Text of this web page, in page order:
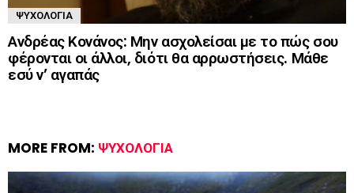
ΨΥΧΟΛΟΓΊΑ
Ανδρέας Κονάνος: Μην ασχολείσαι με το πώς σου
φέρονται οι άλλοι, διότι θα αρρωστήσεις. Μάθε
εσύ ν’ αγαπάς
MORE FROM: ΨΥΧΟΛΟΓΊΑ